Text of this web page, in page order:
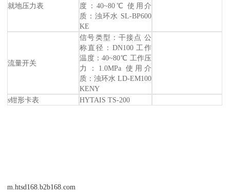
就地压力表
度：40~80℃ 使用介
质：浊环水 SL-BP600
KE
流量开关
信号类型：干接点 公
称直径：DN100 工作
温度：40~80℃ 工作压
力：1.0MPa 使用介
质：浊环水 LD-EM100
KENY
s钳形卡表
HYTAIS TS-200
m.htsd168.b2b168.com